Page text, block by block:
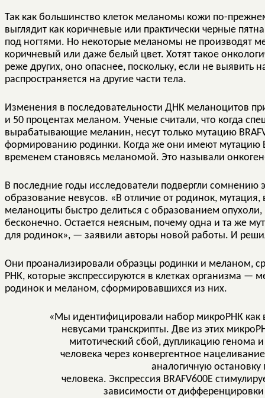
Так как большинство клеток меланомы кожи по-
выглядит как коричневые или практически черные
под ногтями. Но некоторые меланомы не производят
коричневый или даже белый цвет. Хотят такое
реже других, оно опаснее, поскольку, если не выявить
распространяется на другие части тела.
Изменения в последовательности ДНК меланоцитов
и 50 процентах меланом. Ученые считали, что когда
вырабатывающие меланин, несут только мутацию
формированию родинки. Когда же они имеют мутацию
временем становясь меланомой. Это называли
В последние годы исследователи подвергли сомнению
образование невусов. «В отличие от родинок,
меланоциты быстро делиться с образованием опухоли,
бесконечно. Остается неясным, почему одна и та же
для родинок», — заявили авторы новой работы. И
Они проанализировали образцы родинки и меланом,
РНК, которые экспрессируются в клетках организма —
родинок и меланом, сформировавшихся из них.
«Мы идентифицировали набор микроРНК как
невусами транскрипты. Две из этих
митотический сбой, дупликацию генома
человека через конвергентное
аналогичную
человека. Экспрессия BRAFV600E
зависимости от